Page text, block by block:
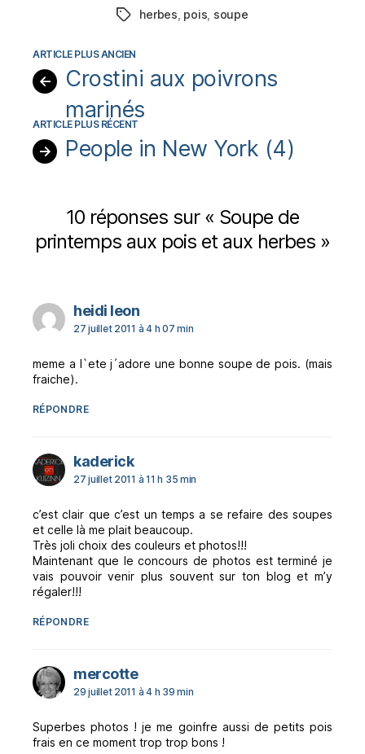
Étiquettes
herbes, pois, soupe
←
Crostini aux poivrons
marinés
→ People in New York (4)
10 réponses sur « Soupe de
printemps aux pois et aux herbes »
heidi leondit :
27 juillet 2011 à 4 h 07 min
meme a l`ete j´adore une bonne soupe de pois. (mais
fraiche).
RÉPONDRE
kaderickdit :
27 juillet 2011 à 11 h 35 min
c’est clair que c’est un temps a se refaire des soupes
et celle là me plait beaucoup.
Très joli choix des couleurs et photos!!!
Maintenant que le concours de photos est terminé je
vais pouvoir venir plus souvent sur ton blog et m’y
régaler!!!
RÉPONDRE
mercottedit :
29 juillet 2011 à 4 h 39 min
Superbes photos ! je me goinfre aussi de petits pois
frais en ce moment trop trop bons !